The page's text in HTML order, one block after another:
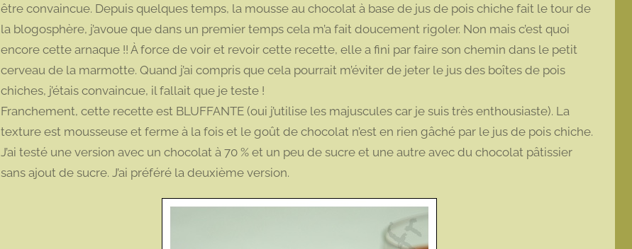
t
t
e
être convaincue. Depuis quelques temps, la mousse au chocolat à base de jus de pois chiche fait le tour de
la blogosphère, j’avoue que dans un premier temps cela m’a fait doucement rigoler. Non mais c’est quoi
encore cette arnaque !! À force de voir et revoir cette recette, elle a fini par faire son chemin dans le petit
cerveau de la marmotte. Quand j’ai compris que cela pourrait m’éviter de jeter le jus des boîtes de pois
chiches, j’étais convaincue, il fallait que je teste !
Franchement, cette recette est BLUFFANTE (oui j’utilise les majuscules car je suis très enthousiaste). La
texture est mousseuse et ferme à la fois et le goût de chocolat n’est en rien gâché par le jus de pois chiche.
J’ai testé une version avec un chocolat à 70 % et un peu de sucre et une autre avec du chocolat pâtissier
sans ajout de sucre. J’ai préféré la deuxième version.